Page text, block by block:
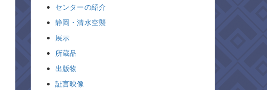
センターの紹介
静岡・清水空襲
展示
所蔵品
出版物
証言映像